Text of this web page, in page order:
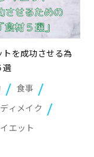
トを成功させる為
選
食事
ィメイク
エット